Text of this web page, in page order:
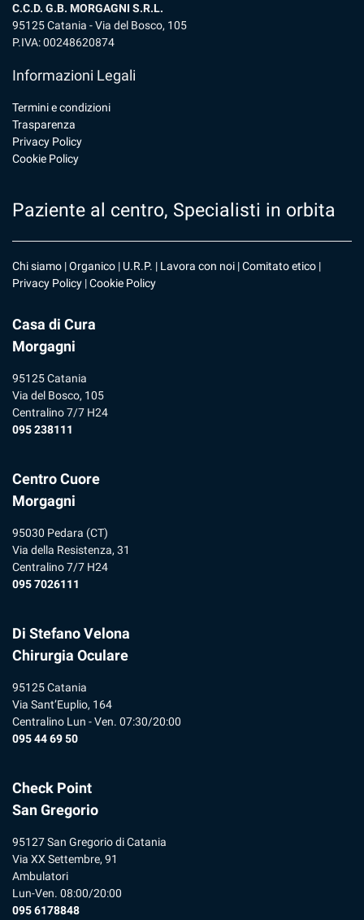
C.C.D. G.B. MORGAGNI S.R.L.
95125 Catania - Via del Bosco, 105
P.IVA: 00248620874
Informazioni Legali
Termini e condizioni
Trasparenza
Privacy Policy
Cookie Policy
Paziente al centro, Specialisti in orbita
Chi siamo |Organico | U.R.P. | Lavora con noi |Comitato etico |
Privacy Policy |Cookie Policy
Casa di Cura
Morgagni
95125 Catania
Via del Bosco, 105
Centralino 7/7 H24
095 238111
Centro Cuore
Morgagni
95030 Pedara (CT)
Via della Resistenza, 31
Centralino 7/7 H24
095 7026111
Di Stefano Velona
Chirurgia Oculare
95125 Catania
Via Sant’Euplio, 164
Centralino Lun - Ven. 07:30/20:00
095 44 69 50
Check Point
San Gregorio
95127 San Gregorio di Catania
Via XX Settembre, 91
Ambulatori
Lun-Ven. 08:00/20:00
095 6178848